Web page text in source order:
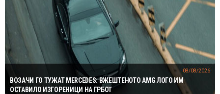
ВОЗАЧИ ГО ТУЖАТ MERCEDES: ВЖЕШТЕНОТО AMG ЛОГО ИМ
ОСТАВИЛО ИЗГОРЕНИЦИ НА ГРБОТ
08/08/2026